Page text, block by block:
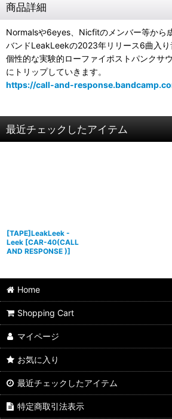
商品詳細
Normalsや6eyes、Nicfitのメンバー等から
バンドLeakLeekの2023年リリース6曲入り
個性的な実験的ローファイポストパンクサ
にトリップしていきます。
https://call-and-
最近チェックしたアイテム
[TAPE]LeakLeek -
Leek [CAR-40(CALL
AND RESPONSE )]
Home
Shopping Cart
マイページ
お気に入り
最近チェックしたアイテム
特定商取引法表示